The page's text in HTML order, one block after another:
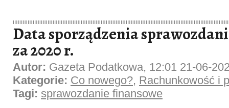
Data sporządzenia
za 2020 r.
Autor: Gazeta Podatkowa, 12:01 21-06-
Kategorie: Co nowego?, Rachunkowość i
Tagi: sprawozdanie finansowe